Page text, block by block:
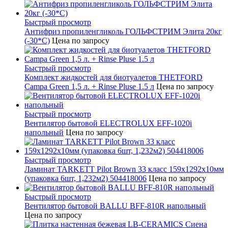
Быстрый просмотр
Антифриз пропиленгликоль ГОЛЬФСТРИМ Элита 20кг
(-30*С) Цена по запросу
Быстрый просмотр
Комплект жидкостей для биотуалетов THETFORD
Campa Green 1,5 л. + Rinse Pluse 1.5 л Цена по запросу
Быстрый просмотр
Вентилятор бытовой ELECTROLUX EFF-1020i
напольный Цена по запросу
Быстрый просмотр
Ламинат TARKETT Pilot Brown 33 класс 159х1292х10мм
(упаковка 6шт, 1,232м2) 504418006 Цена по запросу
Быстрый просмотр
Вентилятор бытовой BALLU BFF-810R напольный
Цена по запросу